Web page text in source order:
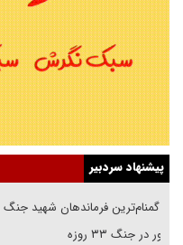
پیشنهاد سردبیر
حضور در جنگ ۳۳ روزه